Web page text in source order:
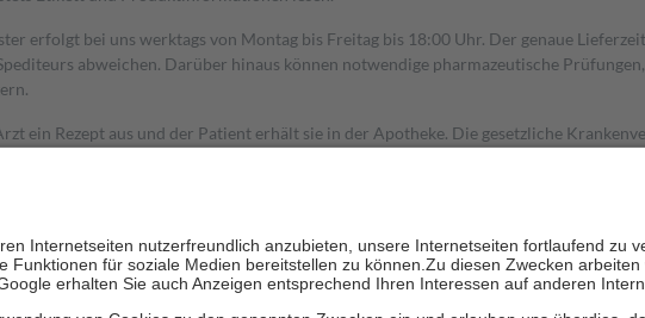
erfolgt bei uns werktags von Montag bis Freitag bis 18:00 Uhr. Der genaue
abweichen. Darüber hinaus können notwendige pharmazeutische
ein Rezept aus und der Patient erhält sie in der Apotheke. Die gesetzliche
zehn Prozent des Abgabepreises,
Zuzahlung zehn Prozent der Kosten sowie zehn Euro je Verordnung.
zu stärken und die besondere Stellung der Familie zu unterstützen, fallen